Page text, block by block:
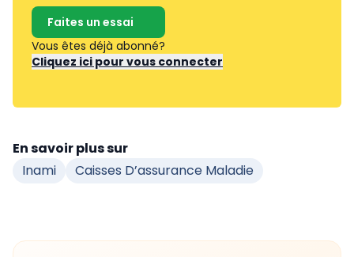
Faites un essai
Vous êtes déjà abonné?
Cliquez ici pour vous connecter
En savoir plus sur
Inami
Caisses D’assurance Maladie